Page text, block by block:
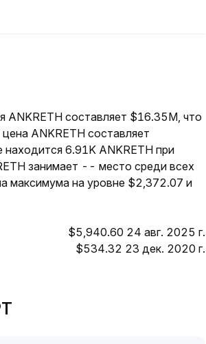
ANKRETH составляет $16.35M, что
ANKRETH составляет
6.91K ANKRETH при
занимает -- место среди всех
максимума на уровне $2,372.07 и
$5,940.60 24 авг. 2025 г.
$534.32 23 дек. 2020 г.